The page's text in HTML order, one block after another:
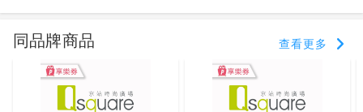
同品牌商品 查看更多